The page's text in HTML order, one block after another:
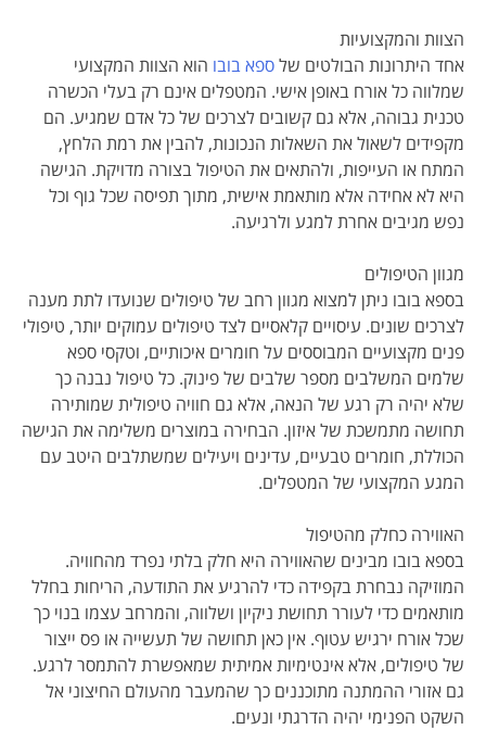
הצוות והמקצועיות
אחד היתרונות הבולטים שלספא בובו הוא הצוות המקצועי
שמלווה כל אורח באופן אישי. המטפלים אינם רק בעלי הכשרה
טכנית גבוהה, אלא גם קשובים לצרכים של כל אדם שמגיע. הם
מקפידים לשאול את השאלות הנכונות, להבין את רמת הלחץ,
המתח או העייפות, ולהתאים את הטיפול בצורה מדויקת. הגישה
היא לא אחידה אלא מותאמת אישית, מתוך תפיסה שכל גוף וכל
נפש מגיבים אחרת למגע ולרגיעה.
מגוון הטיפולים
בספא בובו ניתן למצוא מגוון רחב של טיפולים שנועדו לתת מענה
לצרכים שונים. עיסויים קלאסיים לצד טיפולים עמוקים יותר, טיפולי
פנים מקצועיים המבוססים על חומרים איכותיים, וטקסי ספא
שלמים המשלבים מספר שלבים של פינוק. כל טיפול נבנה כך
שלא יהיה רק רגע של הנאה, אלא גם חוויה טיפולית שמותירה
תחושה מתמשכת של איזון. הבחירה במוצרים משלימה את הגישה
הכוללת, חומרים טבעיים, עדינים ויעילים שמשתלבים היטב עם
המגע המקצועי של המטפלים.
האווירה כחלק מהטיפול
בספא בובו מבינים שהאווירה היא חלק בלתי נפרד מהחוויה.
המוזיקה נבחרת בקפידה כדי להרגיע את התודעה, הריחות בחלל
מותאמים כדי לעורר תחושת ניקיון ושלווה, והמרחב עצמו בנוי כך
שכל אורח ירגיש עטוף. אין כאן תחושה של תעשייה או פס ייצור
של טיפולים, אלא אינטימיות אמיתית שמאפשרת להתמסר לרגע.
גם אזורי ההמתנה מתוכננים כך שהמעבר מהעולם החיצוני אל
השקט הפנימי יהיה הדרגתי ונעים.